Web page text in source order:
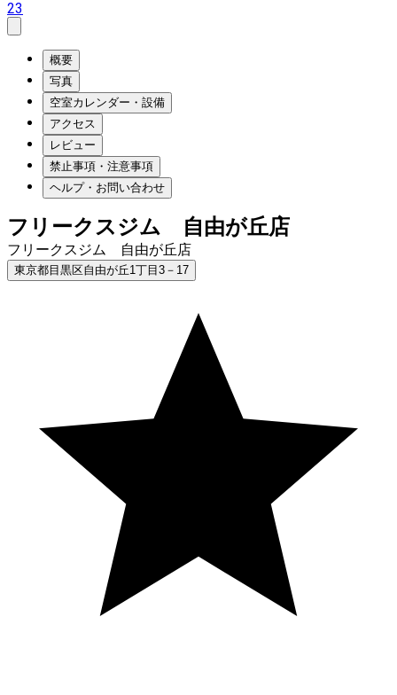
23
概要
写真
空室カレンダー・設備
アクセス
レビュー
禁止事項・注意事項
ヘルプ・お問い合わせ
フリークスジム 自由が丘店
フリークスジム 自由が丘店
東京都目黒区自由が丘1丁目3－17